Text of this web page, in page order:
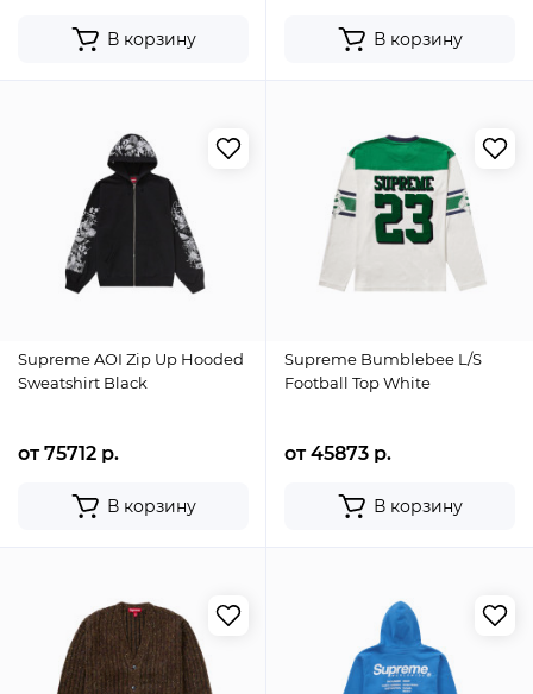
В корзину В корзину
Supreme AOI Zip Up Hooded
Sweatshirt Black
от 75712 р.
В корзину
Supreme Bumblebee L/S
Football Top White
от 45873 р.
В корзину